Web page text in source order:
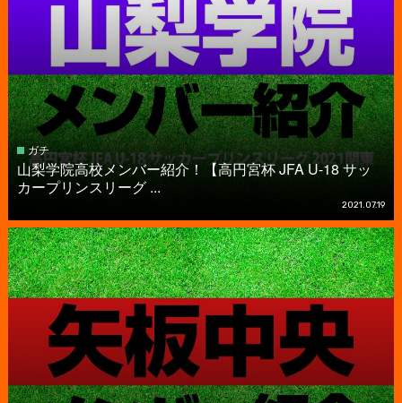
ガチ
山梨学院高校メンバー紹介！【高円宮杯 JFA U-18 サッ
カープリンスリーグ ...
2021.07.19